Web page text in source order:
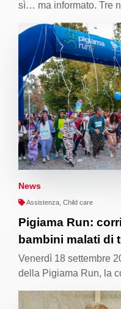
sì… ma informato. Tre
News
Assistenza, Child care
Pigiama Run:
bambini malati di
Venerdì 18 settembre
della Pigiama Run, la